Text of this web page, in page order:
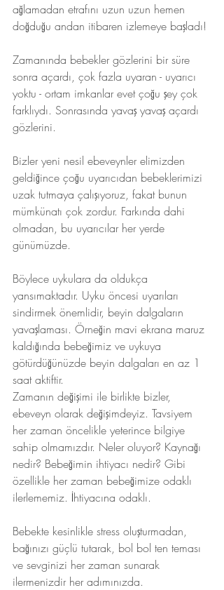
ağlamadan etrafını uzun uzun hemen
doğduğu andan itibaren izlemeye başladı!
Zamanında bebekler gözlerini bir süre
sonra açardı, çok fazla uyaran - uyarıcı
yoktu - ortam imkanlar evet çoğu şey çok
farklıydı. Sonrasında yavaş yavaş açardı
gözlerini.
Bizler yeni nesil ebeveynler elimizden
geldiğince çoğu uyarıcıdan bebeklerimizi
uzak tutmaya çalışıyoruz, fakat bunun
mümkünatı çok zordur. Farkında dahi
olmadan, bu uyarıcılar her yerde
günümüzde.
Böylece uykulara da oldukça
yansımaktadır. Uyku öncesi uyarıları
sindirmek önemlidir, beyin dalgaların
yavaşlaması. Örneğin mavi ekrana maruz
kaldığında bebeğimiz ve uykuya
götürdüğünüzde beyin dalgaları en az 1
saat aktiftir.
Zamanın değişimi ile birlikte bizler,
ebeveyn olarak değişimdeyiz. Tavsiyem
her zaman öncelikle yeterince bilgiye
sahip olmamızdır. Neler oluyor? Kaynağı
nedir? Bebeğimin ihtiyacı nedir? Gibi
özellikle her zaman bebeğimize odaklı
ilerlememiz. İhtiyacına odaklı.
Bebekte kesinlikle stress oluşturmadan,
bağınızı güçlü tutarak, bol bol ten teması
ve sevginizi her zaman sunarak
ilermenizdir her adımınızda.